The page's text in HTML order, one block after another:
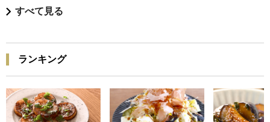
すべて見る
ランキング